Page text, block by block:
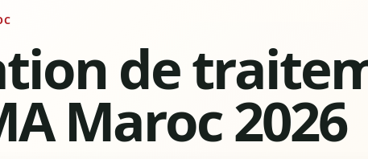
de
Maroc 2026